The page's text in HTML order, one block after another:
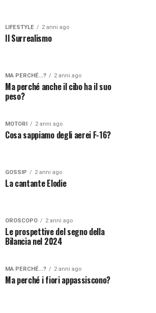
LIFESTYLE 2 anni ago
Il Surrealismo
MA PERCHÉ...? 2 anni ago
Ma perché anche il cibo ha il suo
peso?
MOTORI 2 anni ago
Cosa sappiamo degli aerei F-16?
GOSSIP 2 anni ago
La cantante Elodie
OROSCOPO 2 anni ago
Le prospettive del segno della
Bilancia nel 2024
MA PERCHÉ...? 2 anni ago
Ma perché i fiori appassiscono?